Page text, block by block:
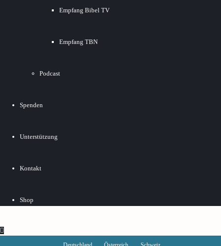
Empfang Bibel TV
Empfang TBN
Podcast
Spenden
Unterstützung
Kontakt
Shop